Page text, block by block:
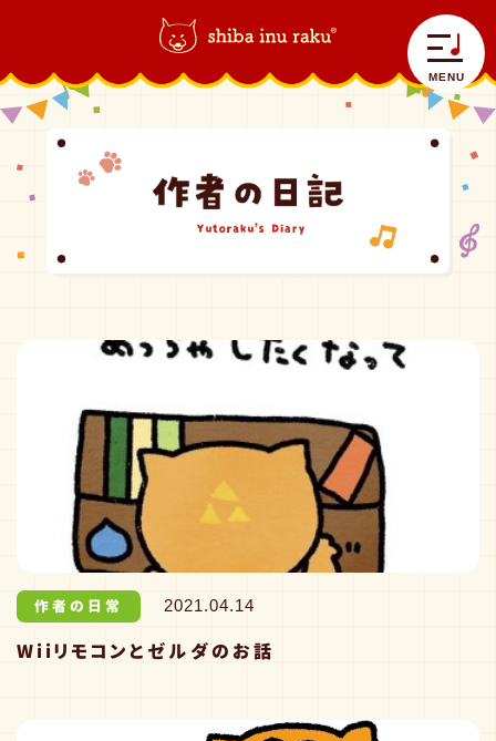
自己紹介
コラボラク
グッズ情報
MENU
柴犬ラク｜shiba inu raku >作者の日常
作者の日常 2021.04.14
Wiiリモコンとゼルダのお話